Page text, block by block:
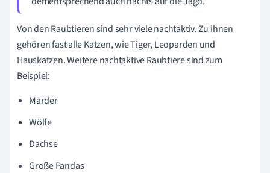
Von den Raubtieren sind sehr viele nachtaktiv. Zu ihnen
gehören fast alle Katzen, wie Tiger, Leoparden und
Hauskatzen. Weitere nachtaktive Raubtiere sind zum
Beispiel:
Marder
Wölfe
Dachse
Große Pandas